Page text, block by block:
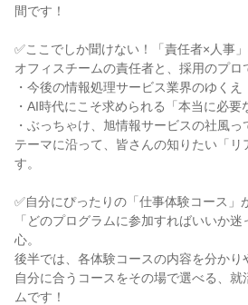
間です！
✅ここでしか聞けない！「責任者×人事
オフィスチームの責任者と、採用のプロ
・今後の情報処理サービス業界のゆくえ
・AI時代にこそ求められる「本当に必要
・ぶっちゃけ、旭情報サービスの社風っ
テーマに沿って、皆さんの知りたい「リ
す。
✅自分にぴったりの「仕事体験コース」
「どのプログラムに参加すればいいか
心。
後半では、各体験コースの内容を分かり
自分に合うコースをその場で選べる、就
ムです！